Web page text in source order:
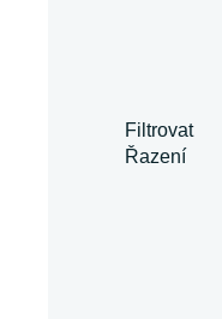
Filtrovat
Řazení